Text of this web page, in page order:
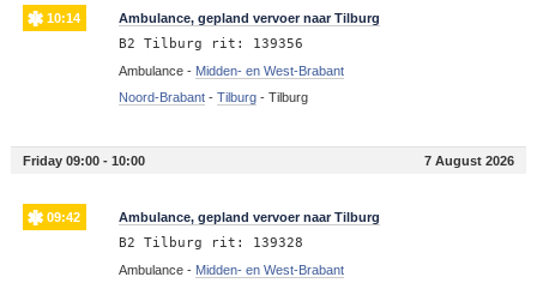
10:14 Ambulance, gepland vervoer naar Tilburg
B2 Tilburg rit: 139356
Ambulance - Midden- en West-Brabant
Noord-Brabant- Tilburg- Tilburg
Friday 09:00 - 10:00 7 August 2026
09:42 Ambulance, gepland vervoer naar Tilburg
B2 Tilburg rit: 139328
Ambulance - Midden- en West-Brabant